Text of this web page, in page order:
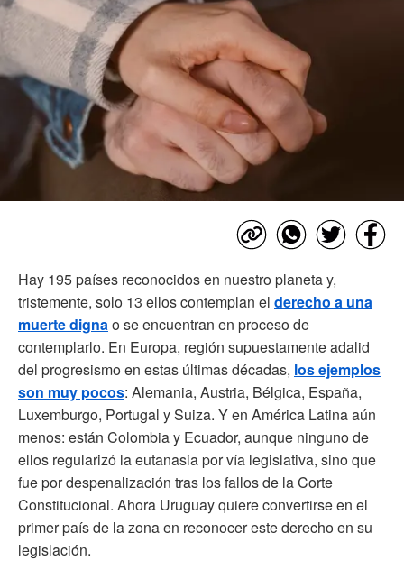
Hay 195 países reconocidos en nuestro planeta y,
tristemente, solo 13 ellos contemplan el derecho a una
muerte dignao se encuentran en proceso de
contemplarlo. En Europa, región supuestamente adalid
del progresismo en estas últimas décadas, los ejemplos
son muy pocos: Alemania, Austria, Bélgica, España,
Luxemburgo, Portugal y Suiza. Y en América Latina aún
menos: están Colombia y Ecuador, aunque ninguno de
ellos regularizó la eutanasia por vía legislativa, sino que
fue por despenalización tras los fallos de la Corte
Constitucional. Ahora Uruguay quiere convertirse en el
primer país de la zona en reconocer este derecho en su
legislación.